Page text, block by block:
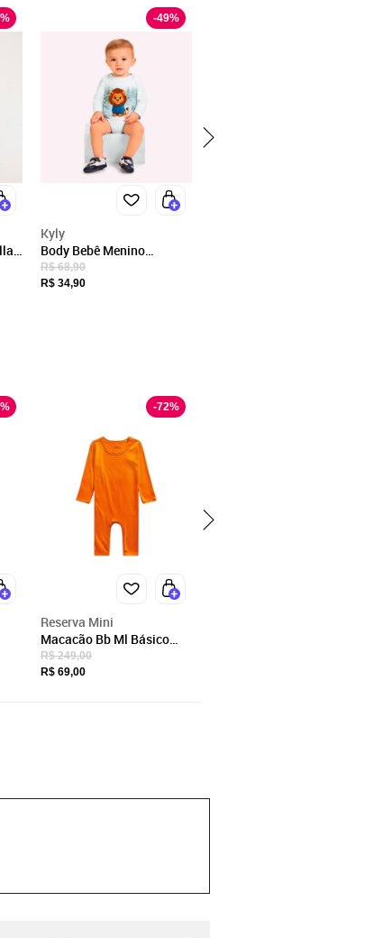
% -49%
Kyly
Body Bebê Menino
Leãozinho Kyly
R$ 68,90
R$ 34,90
% -72%
Reserva Mini
Macacão Bb Ml Básico
Reserva Mini
R$ 249,00
R$ 69,00